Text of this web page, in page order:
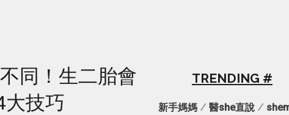
同！生二胎會
大技巧
TRENDING #
新手媽媽 / 醫she直說 /